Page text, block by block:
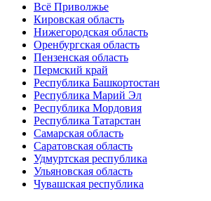
Всё Приволжье
Кировская область
Нижегородская область
Оренбургская область
Пензенская область
Пермский край
Республика Башкортостан
Республика Марий Эл
Республика Мордовия
Республика Татарстан
Самарская область
Саратовская область
Удмуртская республика
Ульяновская область
Чувашская республика